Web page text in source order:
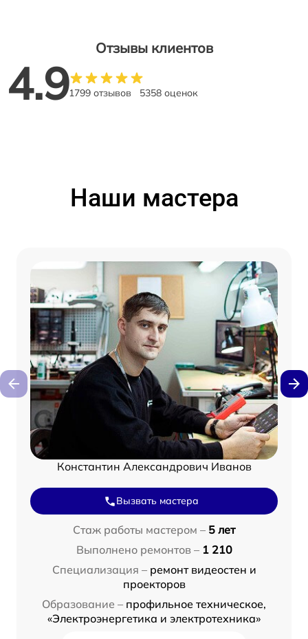
Отзывы клиентов
4.91799 отзывов 5358 оценок
Наши мастера
Константин Александрович Иванов
Вызвать мастера
Стаж работы мастером – 5 лет
Выполнено ремонтов – 1 210
Специализация – ремонт видеостен и
проекторов
Образование – профильное техническое,
«Электроэнергетика и электротехника»